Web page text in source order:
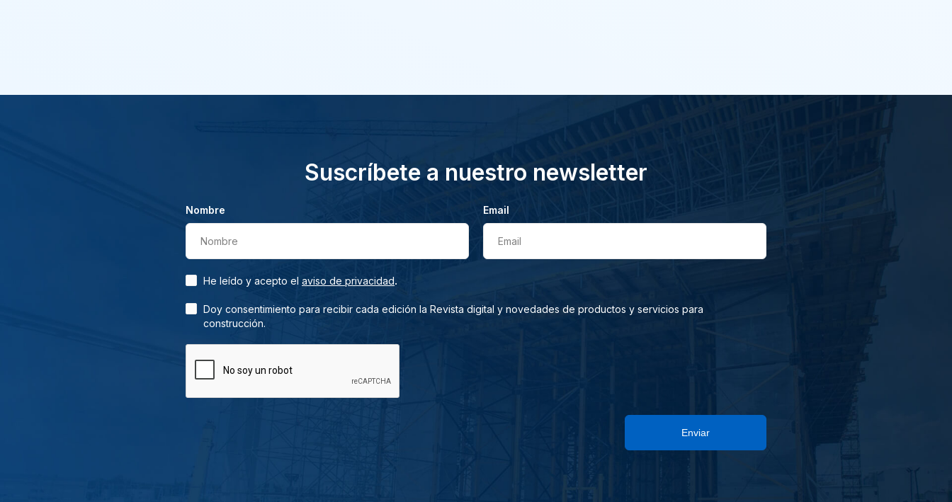
Suscríbete a nuestro newsletter
Nombre
Nombre
Email
Email
He leído y acepto el aviso de privacidad.
Doy consentimiento para recibir cada edición la Revista digital y novedades de productos y servicios para
construcción.
Enviar